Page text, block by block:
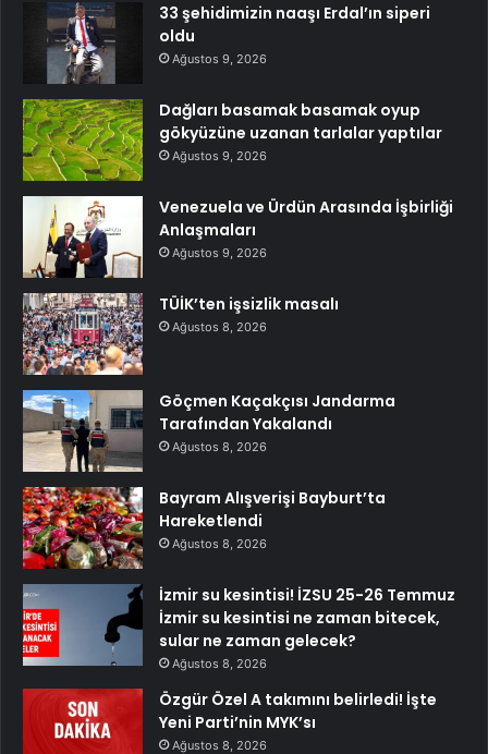
33 şehidimizin naaşı Erdal’ın siperi
oldu
Ağustos 9, 2026
Dağları basamak basamak oyup
gökyüzüne uzanan tarlalar yaptılar
Ağustos 9, 2026
Venezuela ve Ürdün Arasında İşbirliği
Anlaşmaları
Ağustos 9, 2026
TÜİK’ten işsizlik masalı
Ağustos 8, 2026
Göçmen Kaçakçısı Jandarma
Tarafından Yakalandı
Ağustos 8, 2026
Bayram Alışverişi Bayburt’ta
Hareketlendi
Ağustos 8, 2026
İzmir su kesintisi! İZSU 25-26 Temmuz
İzmir su kesintisi ne zaman bitecek,
sular ne zaman gelecek?
Ağustos 8, 2026
Özgür Özel A takımını belirledi! İşte
Yeni Parti’nin MYK’sı
Ağustos 8, 2026